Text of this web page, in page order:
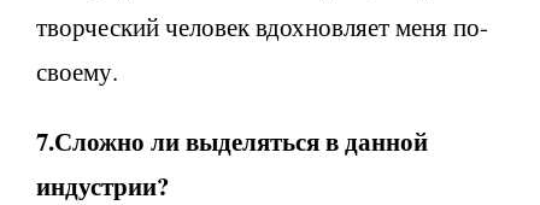
творческий человек вдохновляет меня по-
своему.
7.Сложно ли выделяться в данной
индустрии?